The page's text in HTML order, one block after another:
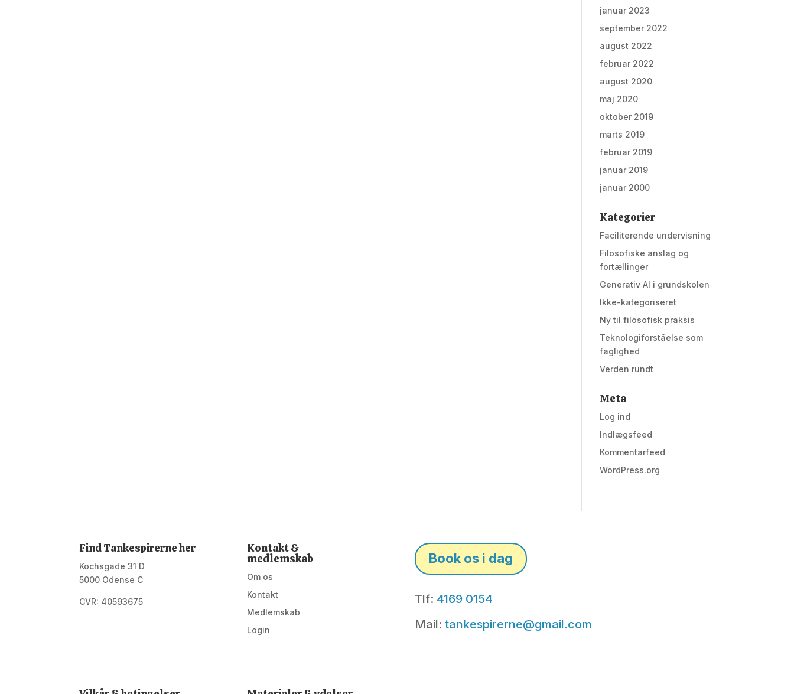
januar 2023
september 2022
august 2022
februar 2022
august 2020
maj 2020
oktober 2019
marts 2019
februar 2019
januar 2019
januar 2000
Kategorier
Faciliterende undervisning
Filosofiske anslag og
fortællinger
Generativ AI i grundskolen
Ikke-kategoriseret
Ny til filosofisk praksis
Teknologiforståelse som
faglighed
Verden rundt
Meta
Log ind
Indlægsfeed
Kommentarfeed
WordPress.org
Find Tankespirerne her
Kochsgade 31 D
5000 Odense C
CVR: 40593675
Kontakt &
medlemskab
Om os
Kontakt
Medlemskab
Login
Book os i dag
Tlf: 4169 0154
Mail: tankespirerne@gmail.com